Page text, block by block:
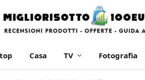
Casa TV Fotografia